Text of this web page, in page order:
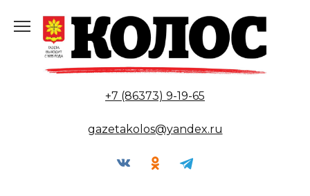
содержанию
+7 (86373) 9-19-65
gazetakolos@yandex.ru